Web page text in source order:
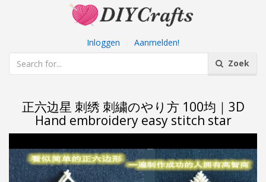
Inloggen
Aanmelden!
Zoek
正六边星 刺绣 刺繍のやり方 100均｜3D
Hand embroidery easy stitch star